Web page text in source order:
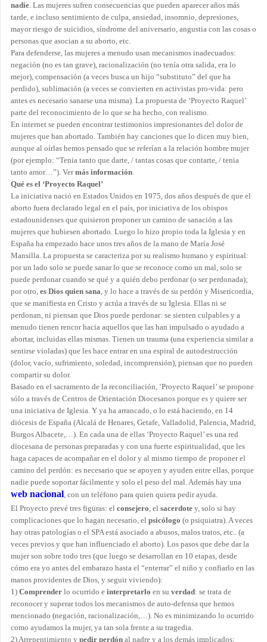
nadie. Las mujeres sufren consecuencias que pueden aparecer años más
tarde, e incluso sentimiento de culpa, ansiedad, insomnio, depresiones,
mayor riesgo de suicidios, síndrome del aniversario, angustia con las cosas o
personas que asocian a su aborto, etc.
Para defenderse, las mujeres a menudo usan mecanismos inadecuados:
negación (no es tan grave), racionalización (no tenía otra salida, era lo
mejor), compensación (a veces busca un hijo “substituto” del que ha
perdido), sublimación (a veces se convierten en activistas pro-vida: pero
antes es necesario sanarse una misma). La propuesta de ‘Proyecto Raquel’
parte del reconocimiento de lo que se ha hecho, con realismo.
En internet se pueden encontrar testimonios impresionantes del dolor de
mujeres que han abortado. También hay canciones que lo dicen muy bien,
aunque al oírlas hemos pensado que se referían a la relación hombre mujer
(por ejemplo: “Tenia tanto que darte, / tantas cosas que contarte, / tenia
tanto amor…”). Vermás información.
Qué es el ‘Proyecto Raquel’
La iniciativa nació en Estados Unidos en 1975, dos años después de que el
aborto fuera declarado legal en el país, por iniciativa de los obispos
estadounidenses que quisieron proponer un camino de sanación a las
mujeres que hubiesen abortado. Luego lo hizo propio toda la Iglesia y en
España ha empezado hace unos tres años de la mano de María José
Mansilla. La propuesta se caracteriza por su realismo humano y espiritual:
por un lado solo se puede sanar lo que se reconoce como un mal, solo se
puede perdonar cuando se qué y a quién debo perdonar (o ser perdonada);
por otro, es Dios quien sana, y lo hace a través de su perdón y Misericordia,
que se manifiesta en Cristo y actúa a través de su Iglesia. Ellas ni se
perdonan, ni piensan que Dios puede perdonar: se sienten culpables y a
menudo tienen rencor hacia aquellos que las han impulsado o ayudado a
abortar, incluidas ellas mismas. Tienen un trauma (una experiencia similar a
sentirse violadas) que les hace entrar en una espiral de autodestrucción
(dolor, vacío, sufrimiento, soledad, incomprensión), piensan que no pueden
compartir su dolor.
Basado en el sacramento de la reconciliación, ‘Proyecto Raquel’ se propone
sólo a través de Centros de Orientación Diocesanos porque es y quiere ser
una iniciativa de Iglesia. Y ya ha arrancado, o lo está haciendo, en 14
diócesis de España (Alcalá de Henares, Getafe, Valladolid, Palencia, Madrid,
Burgos Albacete,…). En cada una de ellas ‘Proyecto Raquel’ es una red
diocesana de personas preparadas y con una fuerte espiritualidad, que les
haga capaces de acompañar en el dolor y al mismo tiempo de proponer el
camino del perdón: es necesario que se apoyen y ayuden entre ellas, porque
nadie puede soportar fácilmente y solo el peso del mal. Además hay una
web nacional, con un teléfono para quien quiera pedir ayuda.
El Proyecto prevé tres figuras: el consejero, el sacerdote y, solo si hay
complicaciones que lo hagan necesario, el psicólogo (o psiquiatra). A veces
hay otras patologías o el SPA está asociado a abusos, malos tratos, etc.. (a
veces previos y que han influenciado el aborto). Los pasos que debe dar la
mujer son sobre todo tres (que luego se desarrollan en 10 etapas, desde
cómo era yo antes del embarazo hasta el “enterrar” el niño y confiarlo en las
manos providentes de Dios, y seguir viviendo):
1) Comprender lo ocurrido e interpretarlo en su verdad: se trata de
reconocer y superar todos los mecanismos de auto-defensa que hemos
mencionado (negación, racionalización,…). No es minimizando lo ocurrido
como ayudamos la mujer, ya tan sola frente a su tragedia.
2)Arrepentimiento y pedir perdón al padre y a los demás implicados;